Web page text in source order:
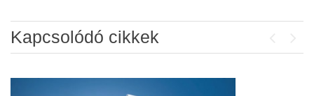
Kapcsolódó cikkek
Álláspályázat – konyhai kisegítő